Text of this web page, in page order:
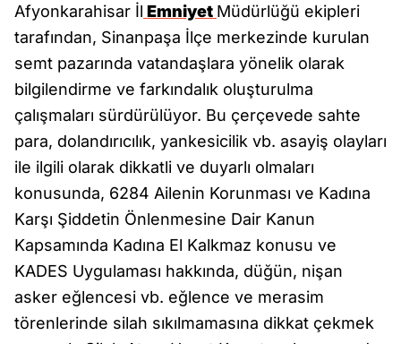
Afyonkarahisar İl Emniyet Müdürlüğü ekipleri
tarafından, Sinanpaşa İlçe merkezinde kurulan
semt pazarında vatandaşlara yönelik olarak
bilgilendirme ve farkındalık oluşturulma
çalışmaları sürdürülüyor. Bu çerçevede sahte
para, dolandırıcılık, yankesicilik vb. asayiş olayları
ile ilgili olarak dikkatli ve duyarlı olmaları
konusunda, 6284 Ailenin Korunması ve Kadına
Karşı Şiddetin Önlenmesine Dair Kanun
Kapsamında Kadına El Kalkmaz konusu ve
KADES Uygulaması hakkında, düğün, nişan
asker eğlencesi vb. eğlence ve merasim
törenlerinde silah sıkılmamasına dikkat çekmek